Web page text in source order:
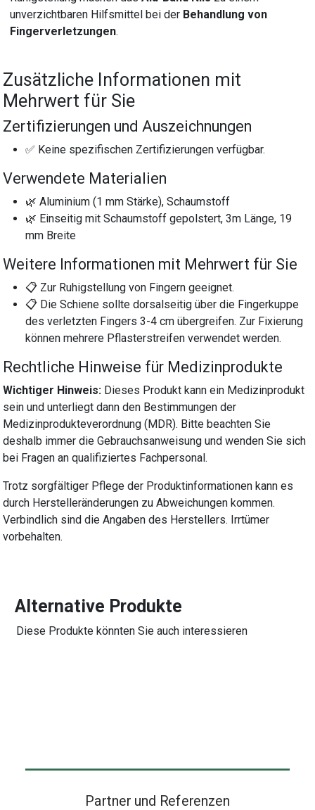
unverzichtbaren Hilfsmittel bei der Behandlung von
Fingerverletzungen.
Zusätzliche Informationen mit
Mehrwert für Sie
Zertifizierungen und Auszeichnungen
✅ Keine spezifischen Zertifizierungen verfügbar.
Verwendete Materialien
🌿 Aluminium (1 mm Stärke), Schaumstoff
🌿 Einseitig mit Schaumstoff gepolstert, 3m Länge, 19
mm Breite
Weitere Informationen mit Mehrwert für Sie
📋 Zur Ruhigstellung von Fingern geeignet.
📋 Die Schiene sollte dorsalseitig über die Fingerkuppe
des verletzten Fingers 3-4 cm übergreifen. Zur Fixierung
können mehrere Pflasterstreifen verwendet werden.
Rechtliche Hinweise für Medizinprodukte
Wichtiger Hinweis: Dieses Produkt kann ein Medizinprodukt
sein und unterliegt dann den Bestimmungen der
Medizinprodukteverordnung (MDR). Bitte beachten Sie
deshalb immer die Gebrauchsanweisung und wenden Sie sich
bei Fragen an qualifiziertes Fachpersonal.
Trotz sorgfältiger Pflege der Produktinformationen kann es
durch Herstelleränderungen zu Abweichungen kommen.
Verbindlich sind die Angaben des Herstellers. Irrtümer
vorbehalten.
Alternative Produkte
Diese Produkte könnten Sie auch interessieren
Partner und Referenzen